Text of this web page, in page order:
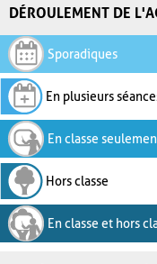
DÉROULEMENT DE
Sporadiques
En plusieurs
En classe
Hors classe
En classe et hors